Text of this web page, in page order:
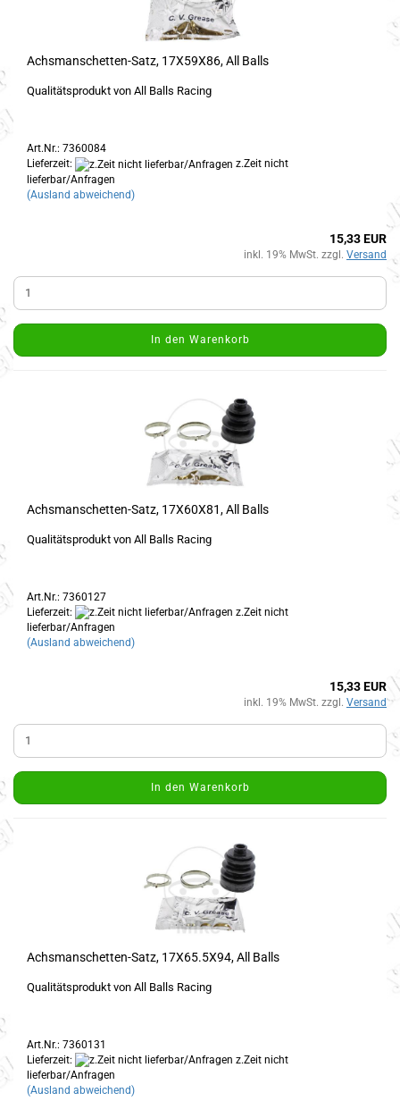
Achsmanschetten-Satz, 17X59X86, All Balls
Qualitätsprodukt von All Balls Racing
Art.Nr.: 7360084
Lieferzeit:
z.Zeit nicht
lieferbar/Anfragen
(Ausland abweichend)
15,33 EUR
inkl. 19% MwSt. zzgl. Versand
In den Warenkorb
Achsmanschetten-Satz, 17X60X81, All Balls
Qualitätsprodukt von All Balls Racing
Art.Nr.: 7360127
Lieferzeit:
z.Zeit nicht
lieferbar/Anfragen
(Ausland abweichend)
15,33 EUR
inkl. 19% MwSt. zzgl. Versand
In den Warenkorb
Achsmanschetten-Satz, 17X65.5X94, All Balls
Qualitätsprodukt von All Balls Racing
Art.Nr.: 7360131
Lieferzeit:
z.Zeit nicht
lieferbar/Anfragen
(Ausland abweichend)